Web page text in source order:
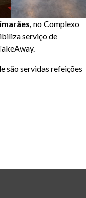
no Complexo
serviço de
são servidas refeições